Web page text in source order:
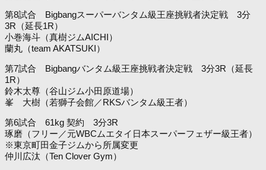
第8試合 Bigbangスーパーバンタム級王座挑戦者決定戦 3分
3R（延長1R）
小巻海斗（真樹ジムAICHI）
蘭丸（team AKATSUKI）
第7試合 Bigbangバンタム級王座挑戦者決定戦 3分3R（延長
1R）
鈴木太尊（谷山ジム小田原道場）
峯 大樹（若獅子会館／RKSバンタム級王者）
第6試合 61kg 契約 3分3R
琢磨（フリー／元WBCムエタイ日本スーパーフェザー級王者）
※東京町田金子ジムから所属変更
仲川広汰（Ten Clover Gym）